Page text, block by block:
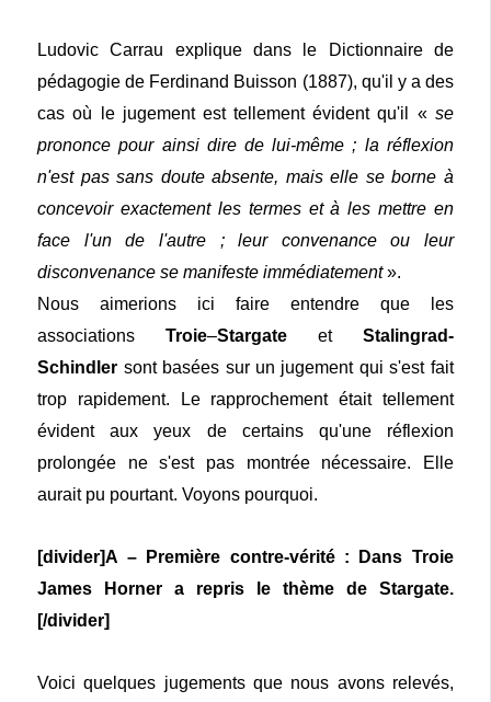
Ludovic Carrau explique dans le Dictionnaire de
pédagogie de Ferdinand Buisson (1887), qu'il y a des
cas où le jugement est tellement évident qu'il «se
prononce pour ainsi dire de lui-même ; la réflexion
n'est pas sans doute absente, mais elle se borne à
concevoir exactement les termes et à les mettre en
face l'un de l'autre ; leur convenance ou leur
disconvenance se manifeste immédiatement».
Nous aimerions ici faire entendre que les
associationsTroie–Stargate et Stalingrad-
Schindler sont basées sur un jugement qui s'est fait
trop rapidement. Le rapprochement était tellement
évident aux yeux de certains qu'une réflexion
prolongée ne s'est pas montrée nécessaire. Elle
aurait pu pourtant. Voyons pourquoi.
[divider]A – Première contre-vérité : Dans Troie
James Horner a repris le thème de Stargate.
[/divider]
Voici quelques jugements que nous avons relevés,